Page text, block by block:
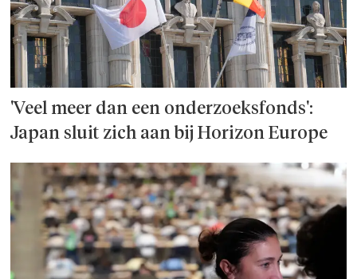
'Veel meer dan een onderzoeks­fonds':
Japan sluit zich aan bij Horizon Europe